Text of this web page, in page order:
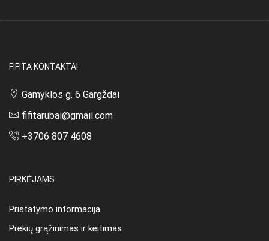
FIFITA KONTAKTAI
Gamyklos g. 6 Gargždai
fifitarubai@gmail.com
+3706 807 4608
PIRKĖJAMS
Pristatymo informacija
Prekių grąžinimas ir keitimas